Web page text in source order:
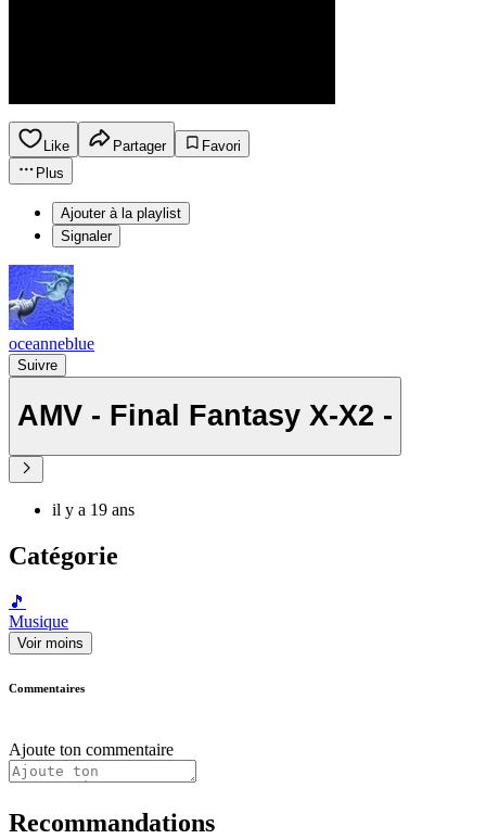
Like Partager
Favori
Plus
Ajouter à la playlist
Signaler
oceanneblue
Suivre
AMV - Final Fantasy X-X2 -
il y a 19 ans
Catégorie
🎵
Musique
Voir moins
Commentaires
Ajoute ton commentaire
Recommandations